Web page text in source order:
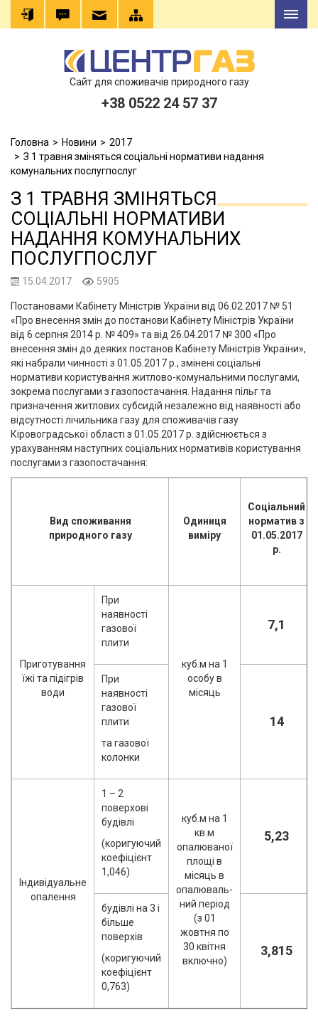
Сайт для споживачів природного газу
+38 0522 24 57 37
Головна Новини
2017
З 1 травня зміняться соціальні нормативи надання
комунальних послугпослуг
З 1 ТРАВНЯ ЗМІНЯТЬСЯ
СОЦІАЛЬНІ НОРМАТИВИ
НАДАННЯ КОМУНАЛЬНИХ
ПОСЛУГПОСЛУГ
15.04.2017 5905
Постановами Кабінету Міністрів України від 06.02.2017 № 51
«Про внесення змін до постанови Кабінету Міністрів України
від 6 серпня 2014 р. № 409» та від 26.04.2017 № 300 «Про
внесення змін до деяких постанов Кабінету Міністрів України»,
які набрали чинності з 01.05.2017 р., змінені соціальні
нормативи користування житлово-комунальними послугами,
зокрема послугами з газопостачання. Надання пільг та
призначення житлових субсидій незалежно від наявності або
відсутності лічильника газу для споживачів газу
Кіровоградської області з 01.05.2017 р. здійснюється з
урахуванням наступних соціальних нормативів користування
послугами з газопостачання:
Вид споживання
природного газу
Одиниця
виміру
Соціальний
норматив з
01.05.2017
р.
Приготування
їжі та підігрів
води
При
наявності
газової
плити
куб.м на 1
особу в
місяць
7,1
При
наявності
газової
плити
та газової
колонки
14
Індивідуальне
опалення
1 – 2
поверхові
будівлі
(коригуючий
коефіцієнт
1,046)
куб.м на 1
кв.м
опалюваної
площі в
місяць в
опалюваль-
ний період
(з 01
жовтня по
30 квітня
включно)
5,23
будівлі на 3 і
більше
поверхів
(коригуючий
коефіцієнт
0,763)
3,815